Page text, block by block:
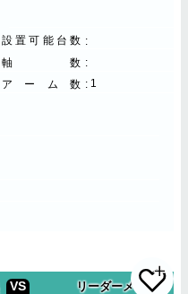
設置可能台数
軸数
アーム数
1
VS
リーダーメディア